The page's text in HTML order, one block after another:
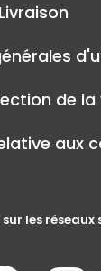
Livraison
de la
aux
les réseaux